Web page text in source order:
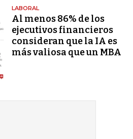
LABORAL
Al menos 86% de los
ejecutivos financieros
consideran que la IA es
más valiosa que un MBA